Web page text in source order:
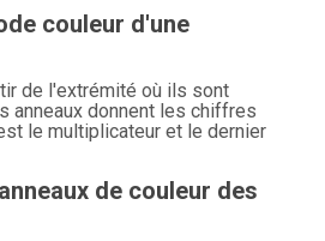
couleur d'une
de l'extrémité où ils sont
anneaux donnent les chiffres
le multiplicateur et le dernier
de couleur des